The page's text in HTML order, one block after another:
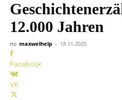
12.000 Jahren
по maxwelhelp - 18.11.2025
Facebook
VK